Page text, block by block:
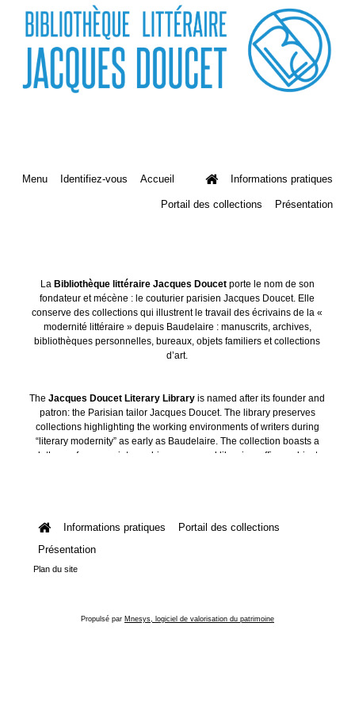
Menu Identifiez-vous Accueil Informations pratiques
Portail des collections Présentation
La Bibliothèque littéraire Jacques Doucetporte le nom de son
fondateur et mécène : le couturier parisien Jacques Doucet. Elle
conserve des collections qui illustrent le travail des écrivains de la «
modernité littéraire » depuis Baudelaire : manuscrits, archives,
bibliothèques personnelles, bureaux, objets familiers et collections
d’art.
TheJacques Doucet Literary Library is named after its founder and
patron: the Parisian tailor Jacques Doucet. The library preserves
collections highlighting the working environments of writers during
“literary modernity” as early as Baudelaire. The collection boasts a
plethora of manuscripts, archives, personal libraries, offices, objects
Informations pratiques
Portail des collections
Présentation
Plan du site
Propulsé par Mnesys, logiciel de valorisation du patrimoine